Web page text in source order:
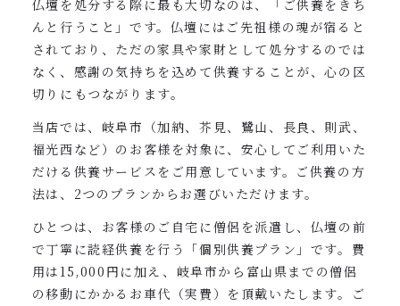
仏壇を処分する際に最も大切なのは、「ご供養をきち
んと行うこと」です。仏壇にはご先祖様の魂が宿ると
されており、ただの家具や家財として処分するのでは
なく、感謝の気持ちを込めて供養することが、心の区
切りにもつながります。
当店では、岐阜市（加納、芥見、鷺山、長良、則武、
福光西など）のお客様を対象に、安心してご利用いた
だける供養サービスをご用意しています。ご供養の方
法は、2つのプランからお選びいただけます。
ひとつは、お客様のご自宅に僧侶を派遣し、仏壇の前
で丁寧に読経供養を行う「個別供養プラン」です。費
用は15,000円に加え、岐阜市から富山県までの僧侶
の移動にかかるお車代（実費）を頂戴いたします。ご